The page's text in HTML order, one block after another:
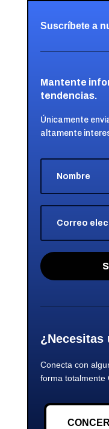
Suscríbete a
Mantente
tendencias.
Únicamente
altamente
¿Necesitas
Conecta con
forma totalmente